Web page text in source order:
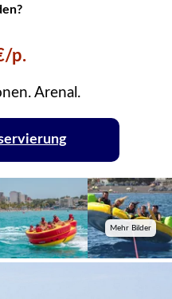
p.
Arenal.
Mehr Bilder